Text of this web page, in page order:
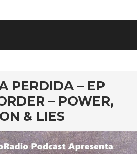
PERDIDA – EP
– POWER,
& LIES